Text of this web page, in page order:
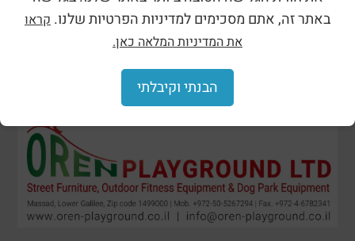
באתר זה, אתם מסכימים למדיניות הפרטיות שלנו. קראו
את המדיניות המלאה כאן.
הבנתי וקיבלתי